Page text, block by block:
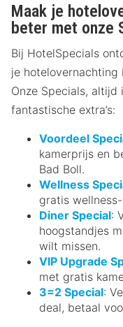
Maak je
beter met onze
Bij HotelSpecials
je hotelovernachting
Onze Specials,
fantastische extra’s:
Voordeel
kamerprijs en
Bad Boll.
Wellness
gratis
Diner Special:
hoogstandjes
wilt missen.
VIP Upgrade
met gratis
3=2 Special:
deal, betaal